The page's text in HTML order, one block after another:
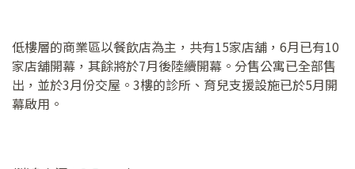
低樓層的商業區以餐飲店為主，共有15家店舖，6月已有10
家店舖開幕，其餘將於7月後陸續開幕。分售公寓已全部售
出，並於3月份交屋。3樓的診所、育兒支援設施已於5月開
幕啟用。